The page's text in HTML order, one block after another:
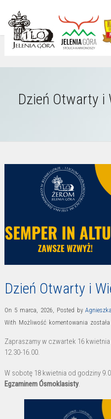
Dzień Otwarty i
Dzień Otwarty i
On 5 marca, 2026 Posted by
With Możliwość komentowania Dzień
Zapraszamy w czwartek 16 kwietnia
12.30-16.00.
W sobotę 18 kwietnia od godziny
Egzaminem Ósmoklasisty.